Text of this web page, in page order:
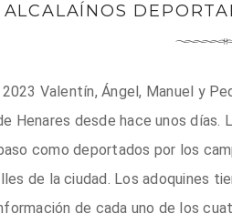
ALCALAÍNOS
Valentín, Ángel, Manuel y
Henares desde hace unos
como deportados por los
de la ciudad. Los adoquines
de cada uno de los